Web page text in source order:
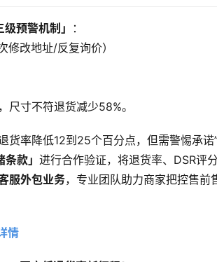
级预警机制」
：
修改地址/反复询价）
尺寸不符退货减少58%。
货率降低12到25个百分点，但需警惕承诺
条款」进行合作验证，将退货率、DSR评
服外包业务，专业团队助力商家把控售前
情